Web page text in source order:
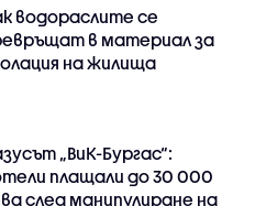
водораслите се
в материал за
на жилища
„ВиК-Бургас“:
плащали до 30 000
след манипулиране на